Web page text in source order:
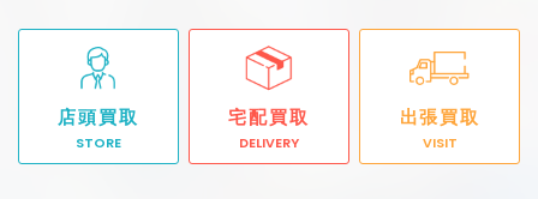
店頭買取
STORE
宅配買取
DELIVERY
出張買取
VISIT